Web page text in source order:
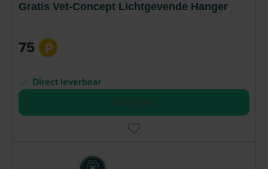
Gratis Vet-Concept Lichtgevende Hanger
75 P
Direct leverbaar
Bestel nu